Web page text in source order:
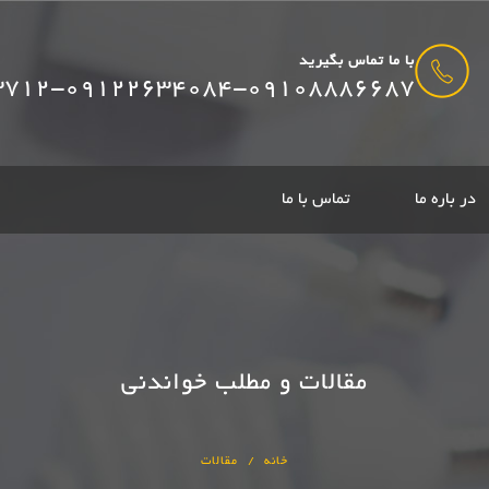
با ما تماس بگیرید
09122634084-09108886687
در باره ما تماس با ما
مقالات و مطلب خواندنی
خانه مقالات